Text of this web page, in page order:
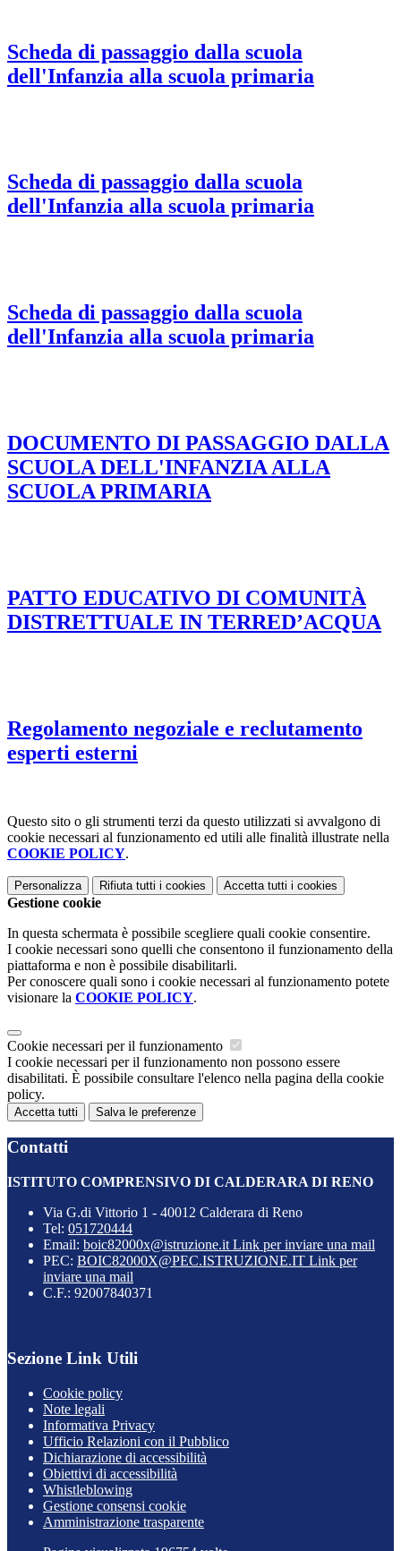
Scheda di passaggio dalla scuola
dell'Infanzia alla scuola primaria
Scheda di passaggio dalla scuola
dell'Infanzia alla scuola primaria
Scheda di passaggio dalla scuola
dell'Infanzia alla scuola primaria
DOCUMENTO DI PASSAGGIO DALLA
SCUOLA DELL'INFANZIA ALLA
SCUOLA PRIMARIA
PATTO EDUCATIVO DI COMUNITÀ
DISTRETTUALE IN TERRED’ACQUA
Regolamento negoziale e reclutamento
esperti esterni
Questo sito o gli strumenti terzi da questo utilizzati si avvalgono di
cookie necessari al funzionamento ed utili alle finalità illustrate nella
COOKIE POLICY.
Personalizza Rifiuta tutti i cookies Accetta tutti i cookies
Gestione cookie
In questa schermata è possibile scegliere quali cookie consentire.
I cookie necessari sono quelli che consentono il funzionamento della
piattaforma e non è possibile disabilitarli.
Per conoscere quali sono i cookie necessari al funzionamento potete
visionare la COOKIE POLICY.
Cookie necessari per il funzionamento
I cookie necessari per il funzionamento non possono essere
disabilitati. È possibile consultare l'elenco nella pagina della cookie
policy.
Accetta tutti Salva le preferenze
Contatti
ISTITUTO COMPRENSIVO DI CALDERARA DI RENO
Via G.di Vittorio 1 - 40012 Calderara di Reno
Tel: 051720444
Email: boic82000x@istruzione.it Link per inviare una mail
PEC: BOIC82000X@PEC.ISTRUZIONE.IT Link per
inviare una mail
C.F.: 92007840371
Sezione Link Utili
Cookie policy
Note legali
Informativa Privacy
Ufficio Relazioni con il Pubblico
Dichiarazione di accessibilità
Obiettivi di accessibilità
Whistleblowing
Gestione consensi cookie
Amministrazione trasparente